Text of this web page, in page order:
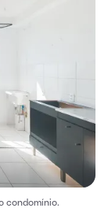
condomínio.